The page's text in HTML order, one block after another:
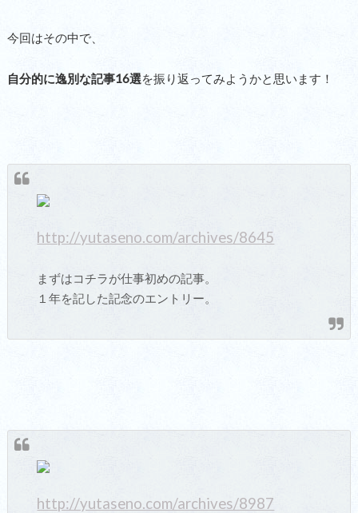
今回はその中で、
自分的に逸別な記事16選を振り返ってみようかと思います！
http://yutaseno.com/archives/8645
まずはコチラが仕事初めの記事。
１年を記した記念のエントリー。
http://yutaseno.com/archives/8987